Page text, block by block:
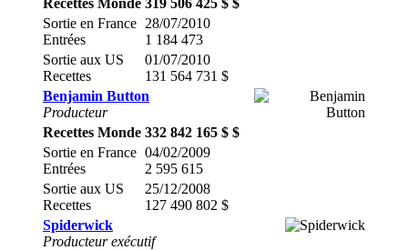
Recettes Monde 319 506 425 $ $
Sortie en France
Entrées
28/07/2010
1 184 473
Sortie aux US
Recettes
01/07/2010
131 564 731 $
Benjamin Button
Producteur
Recettes Monde 332 842 165 $ $
Sortie en France
Entrées
04/02/2009
2 595 615
Sortie aux US
Recettes
25/12/2008
127 490 802 $
Spiderwick
Producteur exécutif